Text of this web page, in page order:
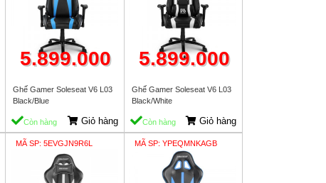
5.899.000
Ghế Gamer Soleseat V6 L03
Black/Blue
Còn hàng Giỏ hàng
5.899.000
Ghế Gamer Soleseat V6 L03
Black/White
Còn hàng Giỏ hàng
MÃ SP: 5EVGJN9R6L MÃ SP: YPEQMNKAGB